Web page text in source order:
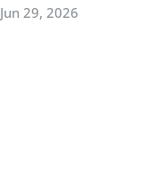
Jun 29, 2026